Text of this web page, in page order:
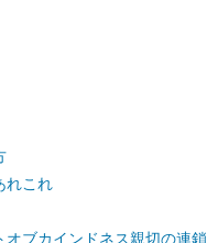
れこれ
オブカインドネス親切の連鎖